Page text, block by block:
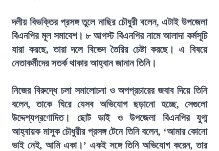
দলীয় বিভক্তির প্রসঙ্গ তুলে নাছির চৌধুরী বলেন, এটাই উপজেলা
বিএনপির মূল সমাবেশ। ৮ আগস্ট বিএনপির নামে আলাদা কর্মসূচি
যারা করছে, তারা দলে বিভেদ তৈরির চেষ্টা করছে। এ বিষয়ে
নেতাকর্মীদের সতর্ক থাকার আহ্বান জানান তিনি।
নিজের বিরুদ্ধে চলা সমালোচনা ও অপপ্রচারের জবাব দিয়ে তিনি
বলেন, তাকে ঘিরে যেসব অভিযোগ ছড়ানো হচ্ছে, সেগুলো
উদ্দেশ্যপ্রণোদিত। ছোট ভাই ও উপজেলা বিএনপির যুগ্ম
আহ্বায়ক মাসুক চৌধুরীর প্রসঙ্গ টেনে তিনি বলেন, ‘আমার কোনো
ভাই নেই, আমি একা।’ একই সঙ্গে তিনি অভিযোগ করেন, তার